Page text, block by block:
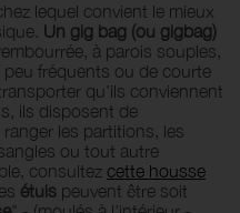
lequel convient le mieux
Un gig bag (ou gigbag)
à parois souples,
fréquents ou de courte
qu'ils conviennent
ils disposent de
les partitions, les
ou tout autre
consultez cette housse
étuis peuvent être soit